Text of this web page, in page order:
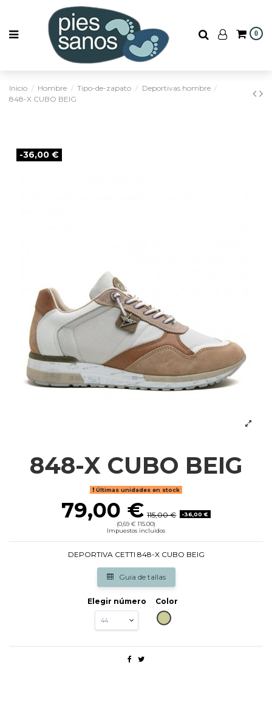
0
Inicio Hombre Tipo-de-zapato
Deportivas hombre
848-X CUBO BEIG
-36,00 €
848-X CUBO BEIG
Últimas unidades en stock
79,00 € 115,00 €
-36,00 €
(0,69 € 115.00)
Impuestos incluidos
DEPORTIVA CETTI 848-X CUBO BEIG
Guia de tallas
Elegir número
Color
BEIG